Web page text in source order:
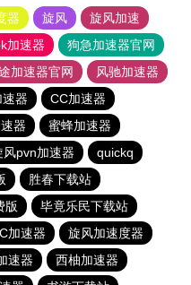
器 旋风
旋风加速
加速器
狗急加速器官网
加速器官网
风驰加速器
器
CC加速器
器
蜜蜂加速器
风pvn加速器
quickq
胜春下载站
版
毕竟乐民下载站
加速器
旋风加速度器
速器
西柚加速器